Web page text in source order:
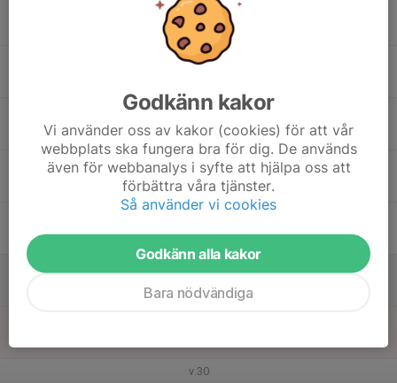
v.30
Godkänn kakor
Vi använder oss av kakor (cookies) för att vår
webbplats ska fungera bra för dig. De används
även för webbanalys i syfte att hjälpa oss att
förbättra våra tjänster.
Så använder vi cookies
Godkänn alla kakor
Bara nödvändiga